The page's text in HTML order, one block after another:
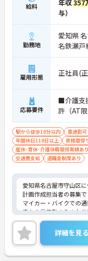
給料 年収357
与）
勤務地
愛知県
名鉄瀬戸
雇用形態 正社員(
応募要件
■介護支
許（AT
駅から徒歩10分以内 車通勤可
年間休日110日以上
資格取得
産休･育休･介護休暇取得実績あり
交通費支給
退職金制度あり
愛知県名古屋市守山区
計画作成担当者の募集で
マイカー・バイクでの
楽々♪◎日勤のみのお仕
昇給、賞与があり、さ
のは嬉しいポイントです
ご興味のある方には、
に詳細をお話しいたし
さい！
詳細を見る